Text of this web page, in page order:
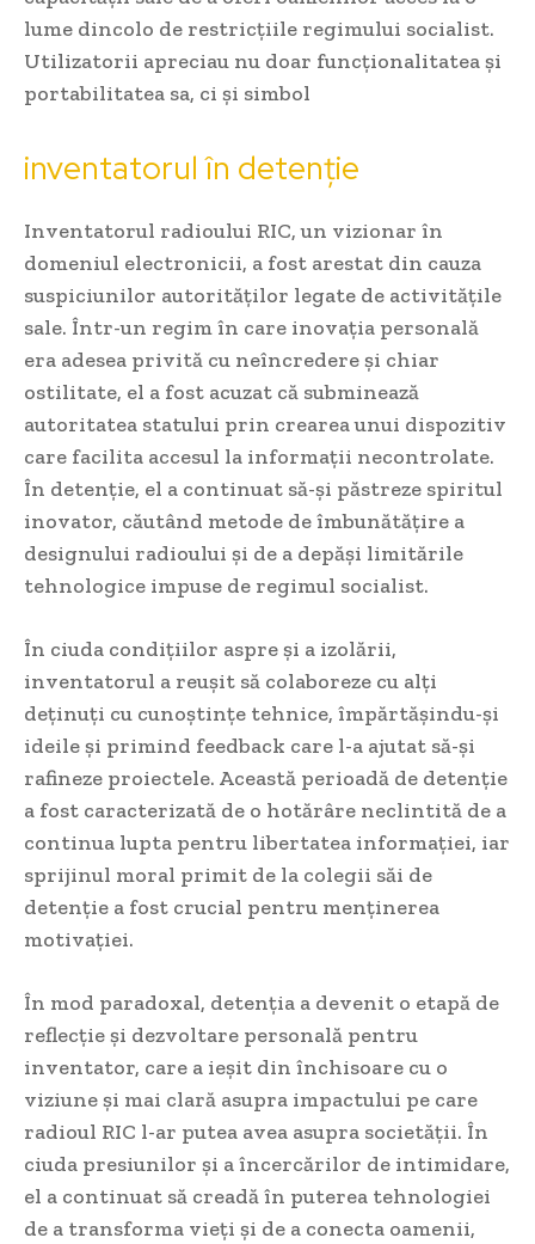
lume dincolo de restricțiile regimului socialist.
Utilizatorii apreciau nu doar funcționalitatea și
portabilitatea sa, ci și simbol
inventatorul în detenție
Inventatorul radioului RIC, un vizionar în
domeniul electronicii, a fost arestat din cauza
suspiciunilor autorităților legate de activitățile
sale. Într-un regim în care inovația personală
era adesea privită cu neîncredere și chiar
ostilitate, el a fost acuzat că subminează
autoritatea statului prin crearea unui dispozitiv
care facilita accesul la informații necontrolate.
În detenție, el a continuat să-și păstreze spiritul
inovator, căutând metode de îmbunătățire a
designului radioului și de a depăși limitările
tehnologice impuse de regimul socialist.
În ciuda condițiilor aspre și a izolării,
inventatorul a reușit să colaboreze cu alți
deținuți cu cunoștințe tehnice, împărtășindu-și
ideile și primind feedback care l-a ajutat să-și
rafineze proiectele. Această perioadă de detenție
a fost caracterizată de o hotărâre neclintită de a
continua lupta pentru libertatea informației, iar
sprijinul moral primit de la colegii săi de
detenție a fost crucial pentru menținerea
motivației.
În mod paradoxal, detenția a devenit o etapă de
reflecție și dezvoltare personală pentru
inventator, care a ieșit din închisoare cu o
viziune și mai clară asupra impactului pe care
radioul RIC l-ar putea avea asupra societății. În
ciuda presiunilor și a încercărilor de intimidare,
el a continuat să creadă în puterea tehnologiei
de a transforma vieți și de a conecta oamenii,